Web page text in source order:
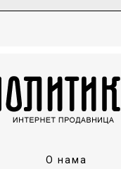
О нама